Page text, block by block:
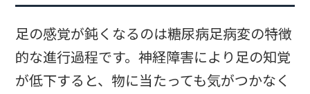
足の感覚が鈍くなるのは糖尿病足病変の特徴
的な進行過程です。神経障害により足の知覚
が低下すると、物に当たっても気がつかなく